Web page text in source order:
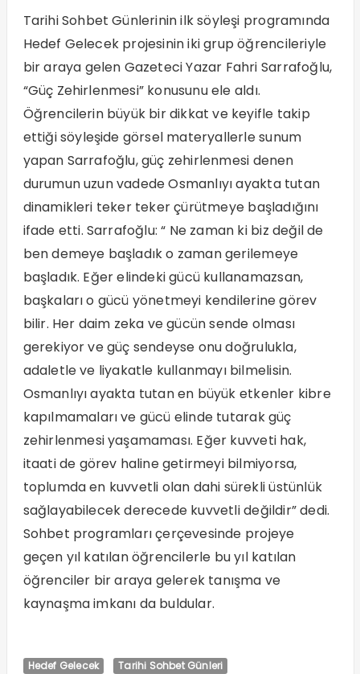
Tarihi Sohbet Günlerinin ilk söyleşi programında
Hedef Gelecek projesinin iki grup öğrencileriyle
bir araya gelen Gazeteci Yazar Fahri Sarrafoğlu,
“Güç Zehirlenmesi” konusunu ele aldı.
Öğrencilerin büyük bir dikkat ve keyifle takip
ettiği söyleşide görsel materyallerle sunum
yapan Sarrafoğlu, güç zehirlenmesi denen
durumun uzun vadede Osmanlıyı ayakta tutan
dinamikleri teker teker çürütmeye başladığını
ifade etti. Sarrafoğlu: “ Ne zaman ki biz değil de
ben demeye başladık o zaman gerilemeye
başladık. Eğer elindeki gücü kullanamazsan,
başkaları o gücü yönetmeyi kendilerine görev
bilir. Her daim zeka ve gücün sende olması
gerekiyor ve güç sendeyse onu doğrulukla,
adaletle ve liyakatle kullanmayı bilmelisin.
Osmanlıyı ayakta tutan en büyük etkenler kibre
kapılmamaları ve gücü elinde tutarak güç
zehirlenmesi yaşamaması. Eğer kuvveti hak,
itaati de görev haline getirmeyi bilmiyorsa,
toplumda en kuvvetli olan dahi sürekli üstünlük
sağlayabilecek derecede kuvvetli değildir” dedi.
Sohbet programları çerçevesinde projeye
geçen yıl katılan öğrencilerle bu yıl katılan
öğrenciler bir araya gelerek tanışma ve
kaynaşma imkanı da buldular.
Hedef Gelecek Tarihi Sohbet Günleri